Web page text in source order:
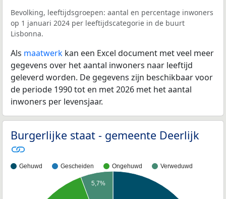
Bevolking, leeftijdsgroepen: aantal en percentage inwoners
op 1 januari 2024 per leeftijdscategorie in de buurt
Lisbonna.
Als maatwerk kan een Excel document met veel meer
gegevens over het aantal inwoners naar leeftijd
geleverd worden. De gegevens zijn beschikbaar voor
de periode 1990 tot en met 2026 met het aantal
inwoners per levensjaar.
Burgerlijke staat - gemeente Deerlijk
Gehuwd Gescheiden Ongehuwd Verweduwd
5,7%